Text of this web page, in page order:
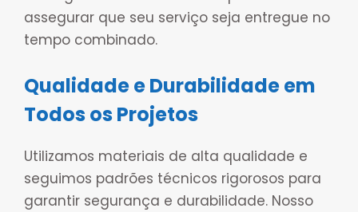
assegurar que seu serviço seja entregue no
tempo combinado.
Qualidade e Durabilidade em
Todos os Projetos
Utilizamos materiais de alta qualidade e
seguimos padrões técnicos rigorosos para
garantir segurança e durabilidade. Nosso